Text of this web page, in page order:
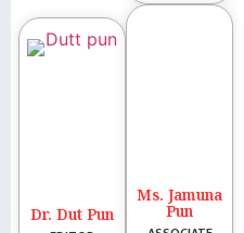
Dr. Dut Pun
Ms. Jamuna
Pun